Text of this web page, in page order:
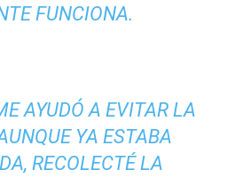
FUNCIONA.
AYUDÓ A EVITAR LA
YA ESTABA
RECOLECTÉ LA